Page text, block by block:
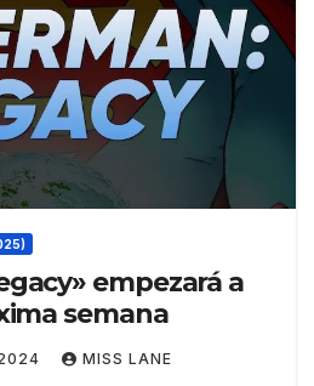
empezará a
semana
MISS LANE